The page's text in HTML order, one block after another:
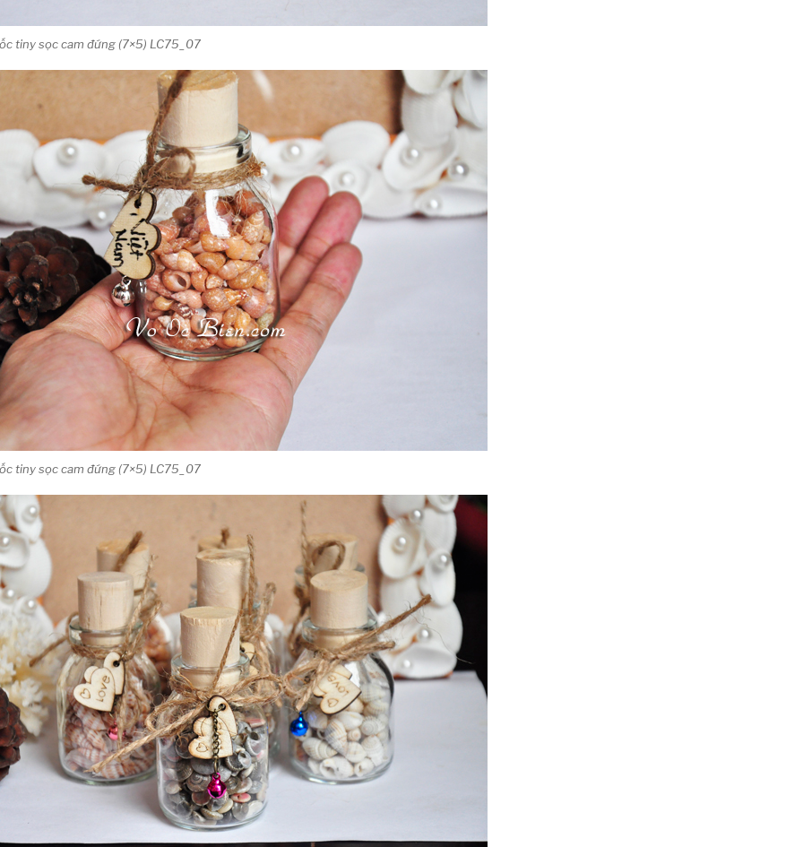
tiny sọc cam đứng (7×5) LC75_07
tiny sọc cam đứng (7×5) LC75_07